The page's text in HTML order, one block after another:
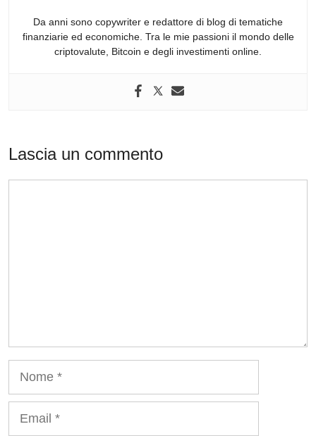
Da anni sono copywriter e redattore di blog di tematiche
finanziarie ed economiche. Tra le mie passioni il mondo delle
criptovalute, Bitcoin e degli investimenti online.
Lascia un commento